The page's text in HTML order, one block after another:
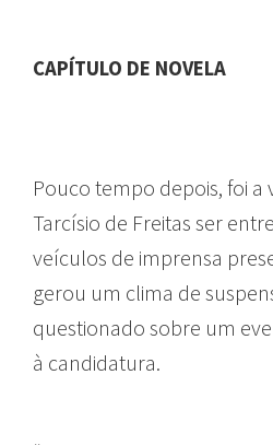
CAPÍTULO DE NOVELA
Pouco tempo depois, foi a
Tarcísio de Freitas ser
veículos de imprensa
gerou um clima de
questionado sobre um
à candidatura.